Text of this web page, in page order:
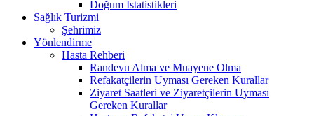
Doğum İstatistikleri
Sağlık Turizmi
Şehrimiz
Yönlendirme
Hasta Rehberi
Randevu Alma ve Muayene Olma
Refakatçilerin Uyması Gereken Kurallar
Ziyaret Saatleri ve Ziyaretçilerin Uyması
Gereken Kurallar